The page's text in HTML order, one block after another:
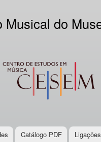
Musical do
Catálogo PDF